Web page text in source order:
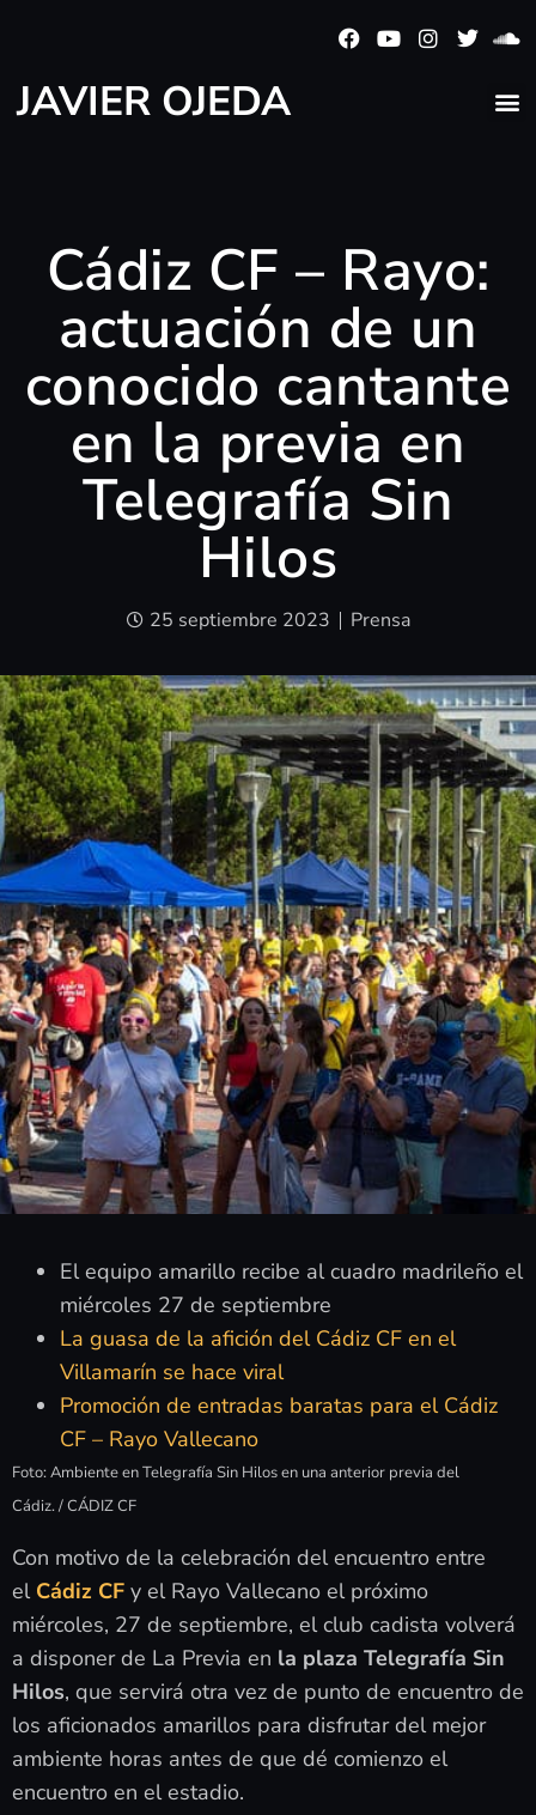
JAVIER OJEDA
Cádiz CF – Rayo:
actuación de un
conocido cantante
en la previa en
Telegrafía Sin
Hilos
25 septiembre 2023 Prensa
El equipo amarillo recibe al cuadro madrileño el
miércoles 27 de septiembre
La guasa de la afición del Cádiz CF en el
Villamarín se hace viral
Promoción de entradas baratas para el Cádiz
CF – Rayo Vallecano
Foto: Ambiente en Telegrafía Sin Hilos en una anterior previa del
Cádiz. / CÁDIZ CF
Con motivo de la celebración del encuentro entre
el Cádiz CF y el Rayo Vallecano el próximo
miércoles, 27 de septiembre, el club cadista volverá
a disponer de La Previa en la plaza Telegrafía Sin
Hilos, que servirá otra vez de punto de encuentro de
los aficionados amarillos para disfrutar del mejor
ambiente horas antes de que dé comienzo el
encuentro en el estadio.